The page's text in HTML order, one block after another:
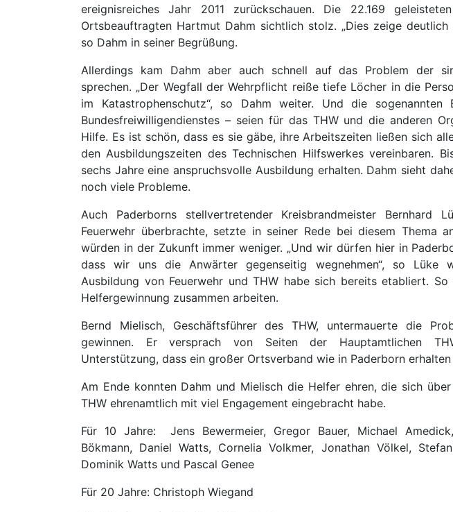
ereignisreiches Jahr 2011 zurückschauen. Die 22.169
Ortsbeauftragten Hartmut Dahm sichtlich stolz. „Dies zeige deutlich
so Dahm in seiner Begrüßung.
Allerdings kam Dahm aber auch schnell auf das Problem der
sprechen. „Der Wegfall der Wehrpflicht reiße tiefe Löcher in die
im Katastrophenschutz“, so Dahm weiter. Und die
Bundesfreiwilligendienstes – seien für das THW und die anderen
Hilfe. Es ist schön, dass es sie gäbe, ihre Arbeitszeiten ließen sich
den Ausbildungszeiten des Technischen Hilfswerkes vereinbaren.
sechs Jahre eine anspruchsvolle Ausbildung erhalten. Dahm sieht
noch viele Probleme.
Auch Paderborns stellvertretender Kreisbrandmeister Bernhard
Feuerwehr überbrachte, setzte in seiner Rede bei diesem Thema
würden in der Zukunft immer weniger. „Und wir dürfen hier in
dass wir uns die Anwärter gegenseitig wegnehmen“, so Lüke
Ausbildung von Feuerwehr und THW habe sich bereits etabliert.
Helfergewinnung zusammen arbeiten.
Bernd Mielisch, Geschäftsführer des THW, untermauerte die
gewinnen. Er versprach von Seiten der Hauptamtlichen
Unterstützung, dass ein großer Ortsverband wie in Paderborn
Am Ende konnten Dahm und Mielisch die Helfer ehren, die sich
THW ehrenamtlich mit viel Engagement eingebracht habe.
Für 10 Jahre: Jens Bewermeier, Gregor Bauer, Michael
Bökmann, Daniel Watts, Cornelia Volkmer, Jonathan Völkel,
Dominik Watts und Pascal Genee
Für 20 Jahre: Christoph Wiegand